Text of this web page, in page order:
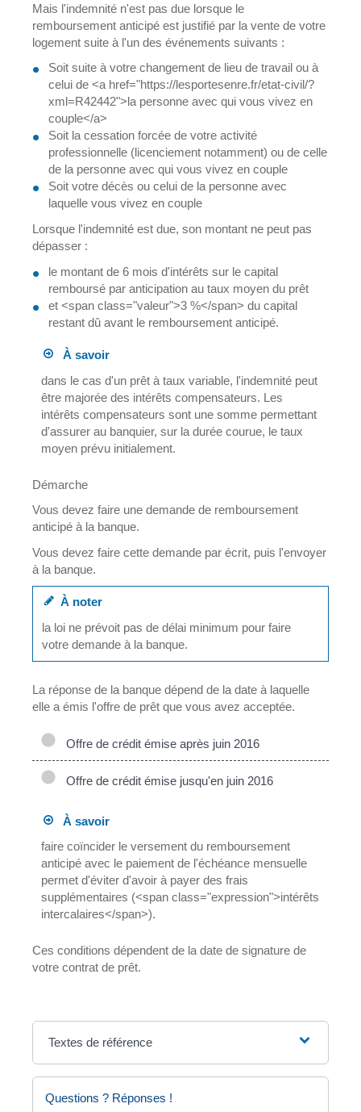
Mais l'indemnité n'est pas due lorsque le
remboursement anticipé est justifié par la vente de votre
logement suite à l'un des événements suivants :
Soit suite à votre changement de lieu de travail ou à
celui de <a href="https://lesportesenre.fr/etat-civil/?
xml=R42442">la personne avec qui vous vivez en
couple</a>
Soit la cessation forcée de votre activité
professionnelle (licenciement notamment) ou de celle
de la personne avec qui vous vivez en couple
Soit votre décès ou celui de la personne avec
laquelle vous vivez en couple
Lorsque l'indemnité est due, son montant ne peut pas
dépasser :
le montant de 6 mois d'intérêts sur le capital
remboursé par anticipation au taux moyen du prêt
et <span class="valeur">3 %</span> du capital
restant dû avant le remboursement anticipé.
À savoir
dans le cas d'un prêt à taux variable, l'indemnité peut
être majorée des intérêts compensateurs. Les
intérêts compensateurs sont une somme permettant
d'assurer au banquier, sur la durée courue, le taux
moyen prévu initialement.
Démarche
Vous devez faire une demande de remboursement
anticipé à la banque.
Vous devez faire cette demande par écrit, puis l'envoyer
à la banque.
À noter
la loi ne prévoit pas de délai minimum pour faire
votre demande à la banque.
La réponse de la banque dépend de la date à laquelle
elle a émis l'offre de prêt que vous avez acceptée.
Offre de crédit émise après juin 2016
Offre de crédit émise jusqu'en juin 2016
À savoir
faire coïncider le versement du remboursement
anticipé avec le paiement de l'échéance mensuelle
permet d'éviter d'avoir à payer des frais
supplémentaires (<span class="expression">intérêts
intercalaires</span>).
Ces conditions dépendent de la date de signature de
votre contrat de prêt.
Textes de référence
Questions ? Réponses !